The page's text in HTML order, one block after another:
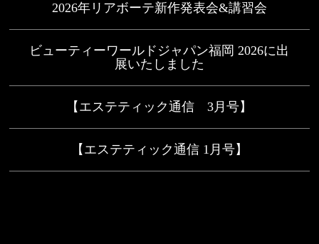
2026年リアボーテ新作発表会&講習会
ビューティーワールドジャパン福岡 2026に出
展いたしました
【エステティック通信 3月号】
【エステティック通信 1月号】